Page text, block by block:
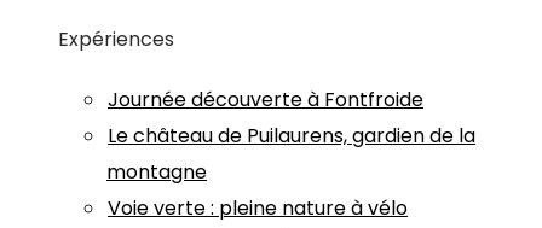
Expériences
Journée découverte à Fontfroide
Le château de Puilaurens, gardien de la
montagne
Voie verte : pleine nature à vélo